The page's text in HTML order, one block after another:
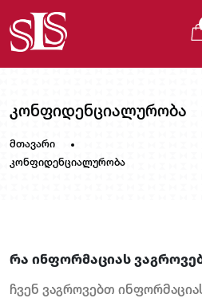
კონფიდენციალურობა
მთავარი
კონფიდენციალურობა
რა ინფორმაციას
ჩვენ ვაგროვებთ